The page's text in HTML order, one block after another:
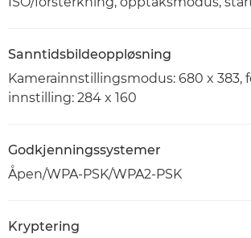
Sanntidsbildeoppløsning
Kamerainnstillingsmodus: 680 x 383,
innstilling: 284 x 160
Godkjenningssystemer
Åpen/WPA-PSK/WPA2-PSK
Kryptering